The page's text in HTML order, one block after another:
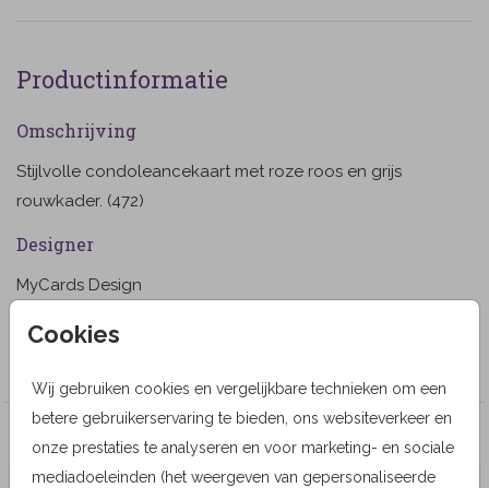
Cookies
Wij gebruiken cookies en vergelijkbare technieken om een
betere gebruikerservaring te bieden, ons websiteverkeer en
onze prestaties te analyseren en voor marketing- en sociale
mediadoeleinden (het weergeven van gepersonaliseerde
Productinformatie
Omschrijving
Stijlvolle condoleancekaart met roze roos en grijs
rouwkader. (472)
Designer
MyCards Design
Collectie
Veel gekozen producten